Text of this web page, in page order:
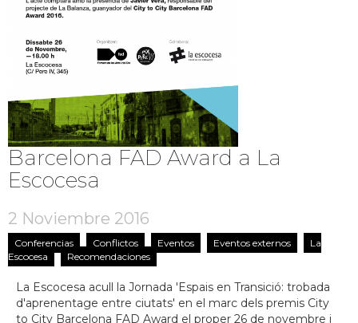
Barcelona FAD Award a La
Escocesa
2 Noviembre 2016
Conferencias Conflictos Eventos Eventos externos
La
Escocesa
Recomendaciones
La Escocesa acull la Jornada 'Espais en Transició: trobada
d'aprenentage entre ciutats' en el marc dels premis City
to City Barcelona FAD Award el proper 26 de novembre i